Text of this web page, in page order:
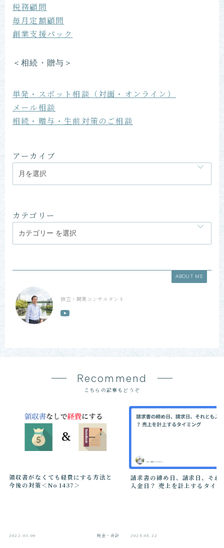
税務顧問
毎月定額顧問
創業支援パック
＜相続・贈与＞
単発・スポット相談（対面・オンライン）
メール相談
相続・贈与・生前対策のご相談
アーカイブ
カテゴリー
ABOUT ME
独立・開業コンサルタント
Recommend
こちらの記事もどうぞ
領収書がなくても経費にする方法と
今後の対策＜No 1437＞
2022.03.09 税金・会計
請求書の締め日、請求日、それ
入金日？ 売上を計上するタイ
2025.05.22